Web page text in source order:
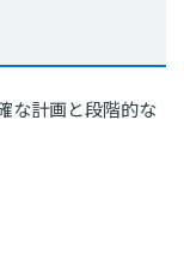
な計画と段階的な